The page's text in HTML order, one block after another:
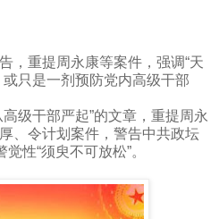
，重提周永康等案件，强调“天
只是一剂预防党内高级干部
级干部严起”的文章，重提周永
、令计划案件，警告中共政坛
性“须臾不可放松”。